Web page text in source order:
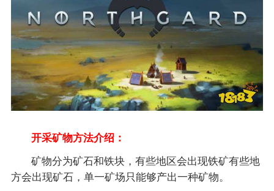
开采矿物方法介绍：
矿物分为矿石和铁块，有些地区会出现铁矿有些地
方会出现矿石，单一矿场只能够产出一种矿物。